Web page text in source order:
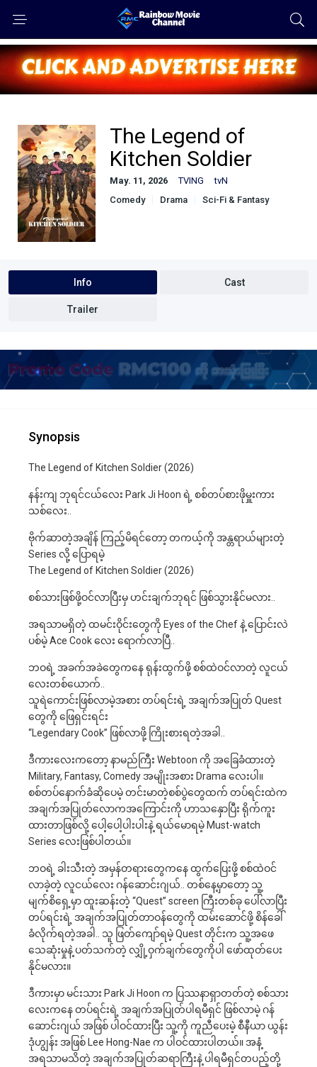
The Legend of
Kitchen Soldier
May. 11, 2026 TVING
tvN
Comedy
Drama Sci-Fi & Fantasy
Info Cast
Trailer
Synopsis
The Legend of Kitchen Soldier (2026)
နန်းကျ ဘုရင်ငယ်လေး Park Ji Hoon ရဲ့ စစ်တပ်စားဖိုမှူးကား
သစ်လေး..
ဗိုက်ဆာတဲ့အချိန် ကြည့်မိရင်တော့ တကယ့်ကို အန္တရာယ်များတဲ့
Series လို့ ပြောရမဲ့
The Legend of Kitchen Soldier (2026)
စစ်သားဖြစ်ဖို့ဝင်လာပြီးမှ ဟင်းချက်ဘုရင် ဖြစ်သွားနိုင်မလား..
အရသာမရှိတဲ့ ထမင်းဝိုင်းတွေကို Eyes of the Chef နဲ့ ပြောင်းလဲ
ပစ်မဲ့ Ace Cook လေး ရောက်လာပြီ..
ဘဝရဲ့ အခက်အခဲတွေကနေ ရုန်းထွက်ဖို့ စစ်ထဲဝင်လာတဲ့ လူငယ်
လေးတစ်ယောက်..
သူရဲကောင်းဖြစ်လာမဲ့အစား တပ်ရင်းရဲ့ အချက်အပြုတ် Quest
တွေကို ဖြေရှင်းရင်း
“Legendary Cook” ဖြစ်လာဖို့ ကြိုးစားရတဲ့အခါ..
ဒီကားလေးကတော့ နာမည်ကြီး Webtoon ကို အခြေခံထားတဲ့
Military, Fantasy, Comedy အမျိုးအစား Drama လေးပါ။
စစ်တပ်နောက်ခံဆိုပေမဲ့ တင်းမာတဲ့စစ်ပွဲတွေထက် တပ်ရင်းထဲက
အချက်အပြုတ်လောကအကြောင်းကို ဟာသနှောပြီး ရိုက်ကူး
ထားတာဖြစ်လို့ ပေါ့ပေါ့ပါးပါးနဲ့ ရယ်မောရမဲ့ Must-watch
Series လေးဖြစ်ပါတယ်။
ဘဝရဲ့ ခါးသီးတဲ့ အမှန်တရားတွေကနေ ထွက်ပြေးဖို့ စစ်ထဲဝင်
လာခဲ့တဲ့ လူငယ်လေး ဂန်ဆောင်းဂျယ်.. တစ်နေ့မှာတော့ သူ့
မျက်စိရှေ့မှာ ထူးဆန်းတဲ့ “Quest” screen ကြီးတစ်ခု ပေါ်လာပြီး
တပ်ရင်းရဲ့ အချက်အပြုတ်တာဝန်တွေကို ထမ်းဆောင်ဖို့ စိန်ခေါ်
ခံလိုက်ရတဲ့အခါ.. သူ ဖြတ်ကျော်ရမဲ့ Quest တိုင်းက သူ့အဖေ
သေဆုံးမှုနဲ့ ပတ်သက်တဲ့ လျှို့ဝှက်ချက်တွေကိုပါ ဖော်ထုတ်ပေး
နိုင်မလား။
ဒီကားမှာ မင်းသား Park Ji Hoon က ပြဿနာရှာတတ်တဲ့ စစ်သား
လေးကနေ တပ်ရင်းရဲ့ အချက်အပြုတ်ပါရမီရှင် ဖြစ်လာမဲ့ ဂန်
ဆောင်းဂျယ် အဖြစ် ပါဝင်ထားပြီး သူ့ကို ကူညီပေးမဲ့ စီနီယာ ယွန်း
ဒုံဟျွန်း အဖြစ် Lee Hong-Nae က ပါဝင်ထားပါတယ်။ အနံ့
အရသာမသိတဲ့ အချက်အပြုတ်ဆရာကြီးနဲ့ ပါရမီရှင်တပည့်တို့